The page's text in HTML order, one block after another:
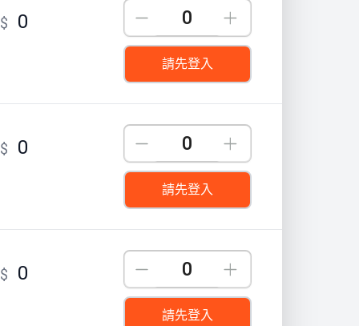
0 Down
請先登入
0 Down
請先登入
0 Down
請先登入